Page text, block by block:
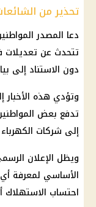
تحذير من
دعا المصدر
تتحدث عن تعديلات
دون الاستناد إلى
وتؤدي هذه الأخبار
تدفع بعض
إلى شركات
ويظل الإعلان
الأساسي لمعرفة
احتساب الاستهلاك